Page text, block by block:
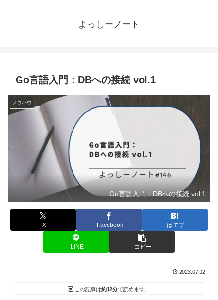
よっしーノート
Go言語入門：DBへの接続 vol.1
ノウハウ
Go言語入門：DBへの接続 vol.1
X Facebook はてブ
LINE コピー
2023.07.02
この記事は約12分で読めます。